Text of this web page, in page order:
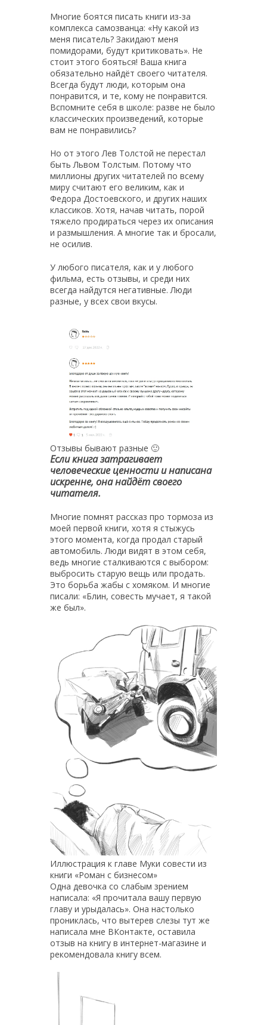
Многие боятся писать книги из-за
комплекса самозванца: «Ну какой из
меня писатель? Закидают меня
помидорами, будут критиковать». Не
стоит этого бояться! Ваша книга
обязательно найдёт своего читателя.
Всегда будут люди, которым она
понравится, и те, кому не понравится.
Вспомните себя в школе: разве не было
классических произведений, которые
вам не понравились?
Но от этого Лев Толстой не перестал
быть Львом Толстым. Потому что
миллионы других читателей по всему
миру считают его великим, как и
Федора Достоевского, и других наших
классиков. Хотя, начав читать, порой
тяжело продираться через их описания
и размышления. А многие так и бросали,
не осилив.
У любого писателя, как и у любого
фильма, есть отзывы, и среди них
всегда найдутся негативные. Люди
разные, у всех свои вкусы.
Отзывы бывают разные 🙂
Если книга затрагивает
человеческие ценности и написана
искренне, она найдёт своего
читателя.
Многие помнят рассказ про тормоза из
моей первой книги, хотя я стыжусь
этого момента, когда продал старый
автомобиль. Люди видят в этом себя,
ведь многие сталкиваются с выбором:
выбросить старую вещь или продать.
Это борьба жабы с хомяком. И многие
писали: «Блин, совесть мучает, я такой
же был».
Иллюстрация к главе Муки совести из
книги «Роман с бизнесом»
Одна девочка со слабым зрением
написала: «Я прочитала вашу первую
главу и урыдалась». Она настолько
прониклась, что вытерев слезы тут же
написала мне ВКонтакте, оставила
отзыв на книгу в интернет-магазине и
рекомендовала книгу всем.